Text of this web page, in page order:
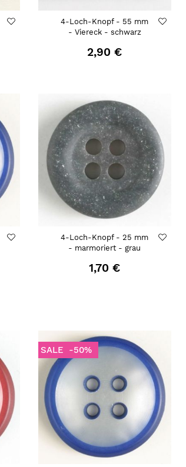
4-Loch-Knopf - 55 mm
- Viereck - schwarz
2,90 €
4-Loch-Knopf - 25 mm
- marmoriert - grau
1,70 €
SALE -50%